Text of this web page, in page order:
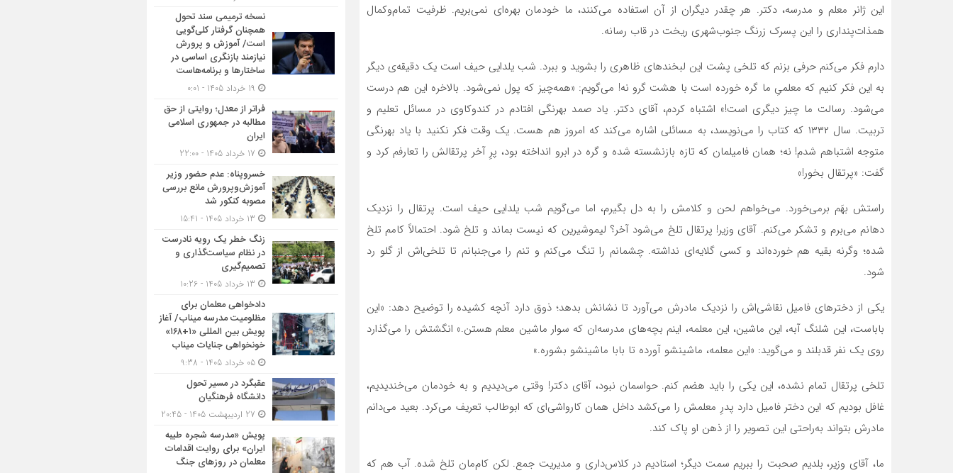
این ژانر معلم و مدرسه، دکتر. هر چقدر دیگران از آن استفاده می‌کنند، ما خودمان بهره‌ای نمی‌بریم. ظرفیت تمام‌وکمال
همذات‌پنداری را این پسرک زرنگ جنوب‌شهری ریخت در قاب رسانه.
دارم فکر می‌کنم حرفی بزنم که تلخی پشت این لبخندهای ظاهری را بشوید و ببرد. شب یلدایی حیف است یک دقیقه‌ی دیگر
به این فکر کنیم که معلمیِ ما گره خورده است با هشت گرو نه! می‌گویم: «همه‌چیز که پول نمی‌شود. بالاخره این هم درست
می‌شود. رسالت ما چیز دیگری است!» اشتباه کردم، آقای دکتر. یاد صمد بهرنگی افتادم در کندوکاوی در مسائل تعلیم و
تربیت. سال ۱۳۳۲ که کتاب را می‌نویسد، به مسائلی اشاره می‌کند که امروز هم هست. یک وقت فکر نکنید با یاد بهرنگی
متوجه اشتباهم شدم! نه؛ همان فامیلمان که تازه بازنشسته شده و گره در ابرو انداخته بود، پرِ آخر پرتقالش را تعارفم کرد و
گفت: «پرتقال بخور!»
راستش بهَم برمی‌خورد. می‌خواهم لحن و کلامش را به دل بگیرم، اما می‌گویم شب یلدایی حیف است. پرتقال را نزدیک
دهانم می‌برم و تشکر می‌کنم. آقای وزیر! پرتقال تلخ می‌شود آخر؟ لیموشیرین که نیست بماند و تلخ شود. احتمالاً کامم تلخ
شده؛ وگرنه بقیه هم خورده‌اند و کسی گلایه‌ای نداشته. چشمانم را تنگ می‌کنم و تنم را می‌جنبانم تا تلخی‌اش از گلو رد
شود.
یکی از دخترهای فامیل نقاشی‌اش را نزدیک مادرش می‌آورد تا نشانش بدهد؛ ذوق دارد آنچه کشیده را توضیح دهد: «این
باباست، این شلنگ آبه، این ماشین، این معلمه، اینم بچه‌های مدرسه‌ان که سوار ماشین معلم هستن.» انگشتش را می‌گذارد
روی یک نفر قدبلند و می‌گوید: «این معلمه، ماشینشو آورده تا بابا ماشینشو بشوره.»
تلخی پرتقال تمام نشده، این یکی را باید هضم کنم. حواسمان نبود، آقای دکتر! وقتی می‌دیدیم و به خودمان می‌خندیدیم،
غافل بودیم که این دختر فامیل دارد پدرِ معلمش را می‌کشد داخل همان کارواشی‌ای که ابوطالب تعریف می‌کرد. بعید می‌دانم
مادرش بتواند به‌راحتی این تصویر را از ذهن او پاک کند.
ما، آقای وزیر، بلدیم صحبت را ببریم سمت دیگر؛ استادیم در کلاس‌داری و مدیریت جمع. لکن کام‌مان تلخ شده. آب هم که
نسخه ترمیمی سند تحول
همچنان گرفتار کلی‌گویی
است/ آموزش و پرورش
نیازمند بازنگری اساسی در
ساختارها و برنامه‌هاست
فراتر از معدل؛ روایتی از حق
مطالبه در جمهوری اسلامی
ایران
خسروپناه: عدم حضور وزیر
آموزش‌وپرورش مانع بررسی
مصوبه کنکور شد
زنگ خطر یک رویه نادرست
در نظام سیاست‌گذاری و
تصمیم‌گیری
دادخواهی معلمان برای
مظلومیت مدرسه میناب/ آغاز
پویش بین المللی «۱+۱۶۸»
خونخواهی جنایات میناب
عقبگرد در مسیر تحول
دانشگاه فرهنگیان
پویش «مدرسه شجره طیبه
ایران» برای روایت اقدامات
معلمان در روزهای جنگ